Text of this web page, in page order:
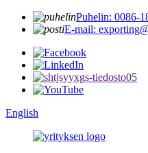
Puhelin: 0086-
E-mail:
English